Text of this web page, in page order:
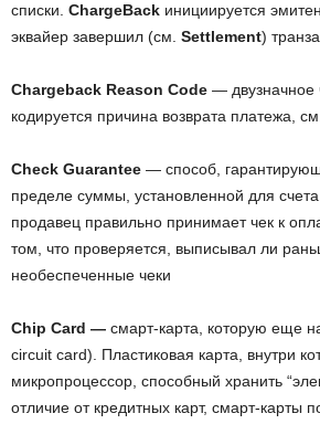
списки. ChargeBack инициируется
эквайер завершил (см. Settlement)
Сhargeback Reason Code — двузначное
кодируется причина возврата платежа, см.
Check Guarantee — способ,
пределе суммы, установленной для
продавец правильно принимает чек к
том, что проверяется, выписывал ли
необеспеченные чеки
Chip Сard — смарт-карта, которую еще
circuit card). Пластиковая карта, внутри
микропроцессор, способный хранить
отличие от кредитных карт, смарт-карты